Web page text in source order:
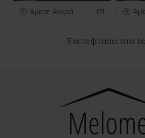
Άμεση Αγορά
Έχετε φτάσει στο